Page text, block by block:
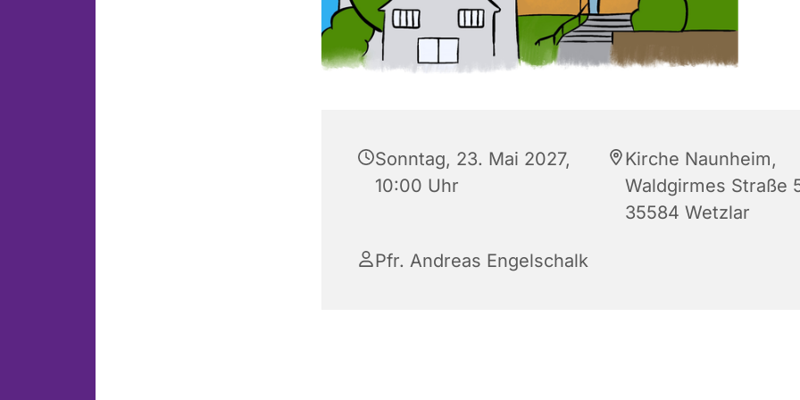
Sonntag, 23. Mai 2027,
10:00 Uhr
Kirche Naunheim,
Waldgirmes Straße
35584 Wetzlar
Pfr. Andreas Engelschalk